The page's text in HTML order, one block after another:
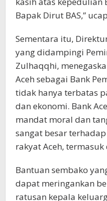
Bapak Dirut BAS,”
Sementara itu,
yang didampingi
Zulhaqqhi,
Aceh sebagai Bank
tidak hanya terbatas
dan ekonomi. Bank
mandat moral dan
sangat besar
rakyat Aceh,
Bantuan sembako
dapat meringankan
ratusan kepala